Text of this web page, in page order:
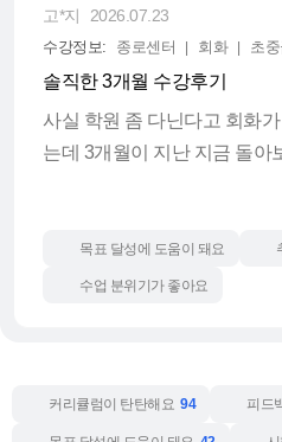
복적으로 훈련하고
과제(학습방식)도 부담이 적
- 에일린샘의 콜로케이션·단
- 샘이 직접 녹음한 동사 세트
- 필요에 따라 영작 숙제
것 같습니다.
선생님 수업은 콜로
데, 이 방식이 정말
업을 들을 때마다
시중에서는 쉽게 볼
리되어 있어 많은 도
립니다!
고*지 2026.07.23
수강정보: 종로센터 회화 초
솔직한 3개월 수강후기
사실 학원 좀 다닌다고 회화
는데 3개월이 지난 지금 돌아
예전엔 영어로 말하거나 이메
그대로 번역기 돌리듯 생각하
음 알았습니다. 선생님이 뉘
목표 달성에 도움이 돼요
수업 분위기가 좋아요
커리큘럼이 탄탄해요 94 피드